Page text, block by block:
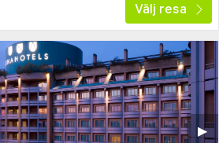
Välj resa
▶︎